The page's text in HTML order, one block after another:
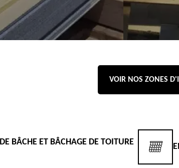
VOIR NOS ZONES
BÂCHE ET BÂCHAGE DE TOITURE